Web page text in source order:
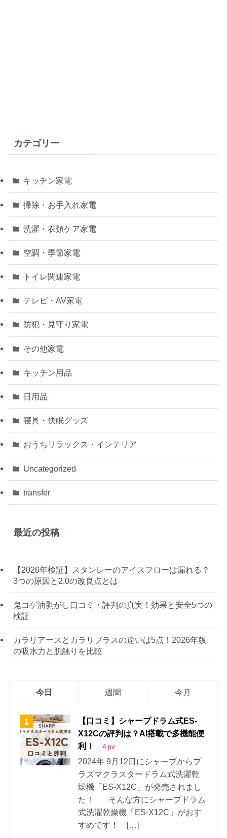
カテゴリー
キッチン家電
掃除・お手入れ家電
洗濯・衣類ケア家電
空調・季節家電
トイレ関連家電
テレビ・AV家電
防犯・見守り家電
その他家電
キッチン用品
日用品
寝具・快眠グッズ
おうちリラックス・インテリア
Uncategorized
transfer
最近の投稿
【2026年検証】スタンレーのアイスフローは漏れる？
3つの原因と2.0の改良点とは
鬼コゲ油剥がし口コミ・評判の真実！効果と安全5つの
検証
カラリアースとカラリプラスの違いは5点！2026年版
の吸水力と肌触りを比較
今日 週間 今月
【口コミ】シャープドラム式ES-
X12Cの評判は？AI搭載で多機能便
利！
4 pv
2024年 9月12日にシャープからプ
ラズマクラスタードラム式洗濯乾
燥機「ES-X12C」が発売されまし
た！ そんな方にシャープドラム
式洗濯乾燥機「ES-X12C」がおす
すめです！ […]